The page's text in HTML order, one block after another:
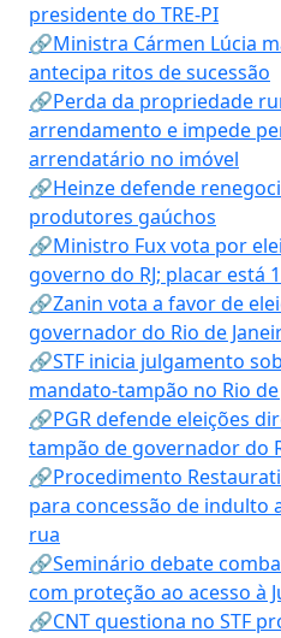
presidente do TRE-PI
🔗Ministra Cármen Lúcia
antecipa ritos de sucessão
🔗Perda da propriedade
arrendamento e impede
arrendatário no imóvel
🔗Heinze defende
produtores gaúchos
🔗Ministro Fux vota por
governo do RJ; placar está
🔗Zanin vota a favor de
governador do Rio de
🔗STF inicia julgamento
mandato-tampão no Rio de
🔗PGR defende eleições
tampão de governador do
🔗Procedimento
para concessão de indulto
rua
🔗Seminário debate
com proteção ao acesso à
🔗CNT questiona no STF